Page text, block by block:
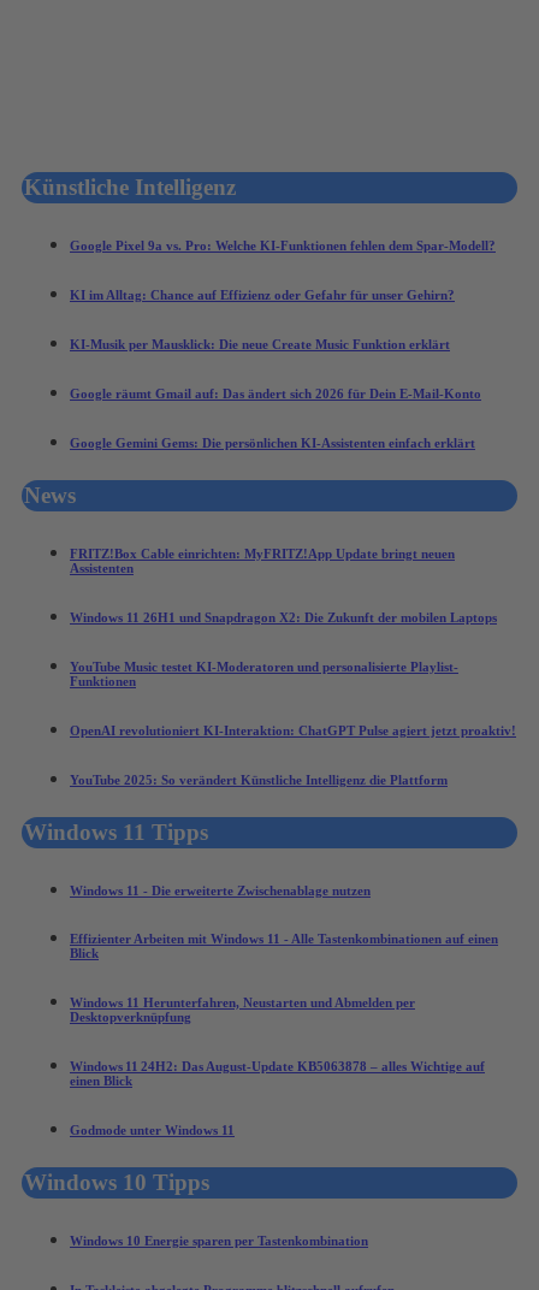
Künstliche Intelligenz
Google Pixel 9a vs. Pro: Welche KI-Funktionen fehlen dem Spar-Modell?
KI im Alltag: Chance auf Effizienz oder Gefahr für unser Gehirn?
KI-Musik per Mausklick: Die neue Create Music Funktion erklärt
Google räumt Gmail auf: Das ändert sich 2026 für Dein E-Mail-Konto
Google Gemini Gems: Die persönlichen KI-Assistenten einfach erklärt
News
FRITZ!Box Cable einrichten: MyFRITZ!App Update bringt neuen
Assistenten
Windows 11 26H1 und Snapdragon X2: Die Zukunft der mobilen Laptops
YouTube Music testet KI-Moderatoren und personalisierte Playlist-
Funktionen
OpenAI revolutioniert KI-Interaktion: ChatGPT Pulse agiert jetzt proaktiv!
YouTube 2025: So verändert Künstliche Intelligenz die Plattform
Windows 11 Tipps
Windows 11 - Die erweiterte Zwischenablage nutzen
Effizienter Arbeiten mit Windows 11 - Alle Tastenkombinationen auf einen
Blick
Windows 11 Herunterfahren, Neustarten und Abmelden per
Desktopverknüpfung
Windows 11 24H2: Das August‑Update KB5063878 – alles Wichtige auf
einen Blick
Godmode unter Windows 11
Windows 10 Tipps
Windows 10 Energie sparen per Tastenkombination